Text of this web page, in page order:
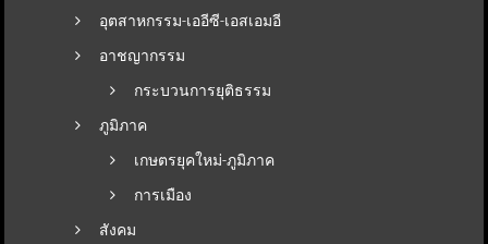
อุตสาหกรรม-เออีซี-เอสเอมอี
อาชญากรรม
กระบวนการยุติธรรม
ภูมิภาค
เกษตรยุคใหม่-ภูมิภาค
การเมือง
สังคม